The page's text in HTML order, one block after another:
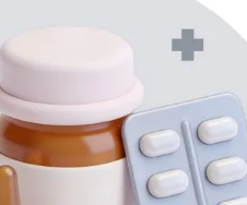
roche posay
isdin
neumoflux